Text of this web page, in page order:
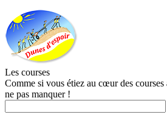
Les courses
Comme si vous étiez au cœur des
ne pas manquer !